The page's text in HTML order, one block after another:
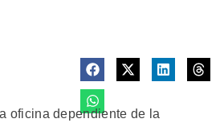
oficina dependiente de la